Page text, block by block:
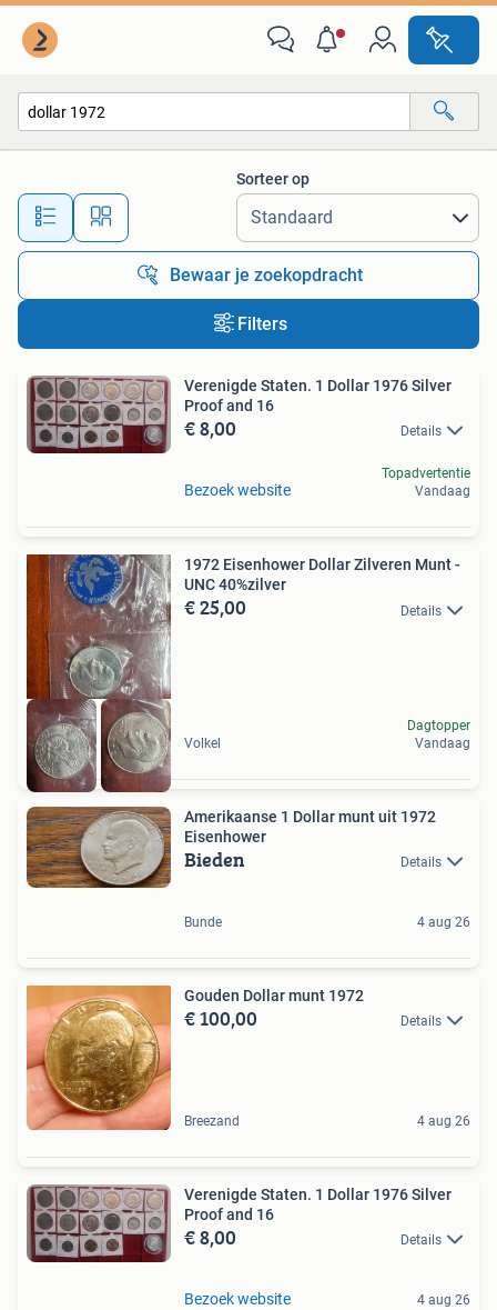
Alle afstanden…
Sorteer op
Bewaar je zoekopdracht
Filters
Verenigde Staten. 1 Dollar 1976 Silver
Proof and 16
€ 8,00 Details
Bezoek website
Topadvertentie
Vandaag
1972 Eisenhower Dollar Zilveren Munt -
UNC 40%zilver
€ 25,00 Details
Volkel
Dagtopper
Vandaag
Amerikaanse 1 Dollar munt uit 1972
Eisenhower
Bieden Details
Bunde 4 aug 26
Gouden Dollar munt 1972
€ 100,00 Details
Breezand 4 aug 26
Verenigde Staten. 1 Dollar 1976 Silver
Proof and 16
€ 8,00 Details
Bezoek website 4 aug 26